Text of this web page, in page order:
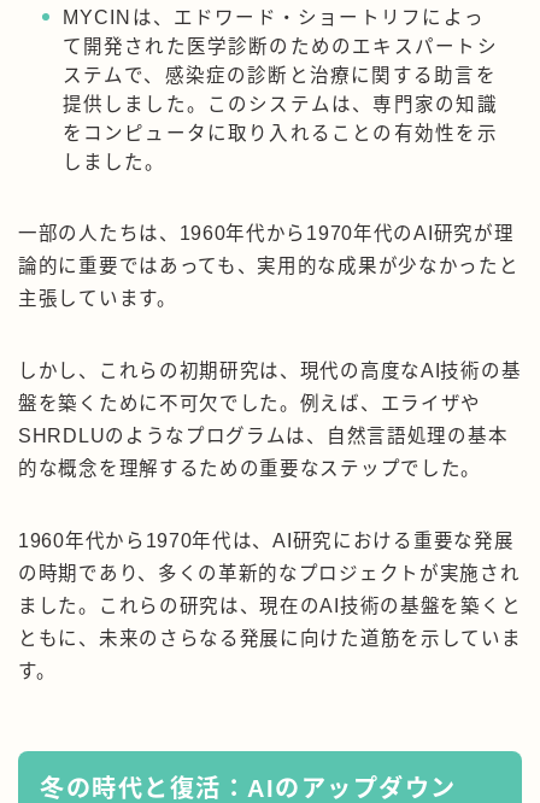
MYCINは、エドワード・ショートリフによっ
て開発された医学診断のためのエキスパートシ
ステムで、感染症の診断と治療に関する助言を
提供しました。このシステムは、専門家の知識
をコンピュータに取り入れることの有効性を示
しました。
一部の人たちは、1960年代から1970年代のAI研究が理
論的に重要ではあっても、実用的な成果が少なかったと
主張しています。
しかし、これらの初期研究は、現代の高度なAI技術の基
盤を築くために不可欠でした。例えば、エライザや
SHRDLUのようなプログラムは、自然言語処理の基本
的な概念を理解するための重要なステップでした。
1960年代から1970年代は、AI研究における重要な発展
の時期であり、多くの革新的なプロジェクトが実施され
ました。これらの研究は、現在のAI技術の基盤を築くと
ともに、未来のさらなる発展に向けた道筋を示していま
す。
冬の時代と復活：AIのアップダウン